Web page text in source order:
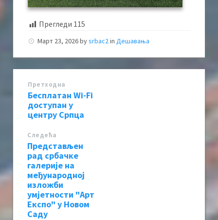
Прегледи 115
Март 23, 2026bysrbac2 in Дешавања
Претходна
Бесплатан Wi-Fi
доступан у
центру Српца
Следећa
Представљен
рад србачке
галерије на
међународној
изложби
умјетности "Арт
Експо" у Новом
Саду